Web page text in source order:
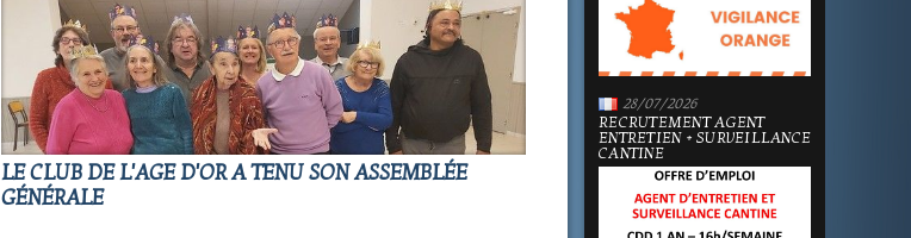
LE CLUB DE L'AGE D'OR A TENU SON ASSEMBLÉE
GÉNÉRALE
28/07/2026
RECRUTEMENT AGENT
ENTRETIEN + SURVEILLANCE
CANTINE